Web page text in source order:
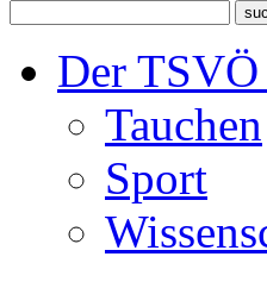
Der
Tauchen
Sport